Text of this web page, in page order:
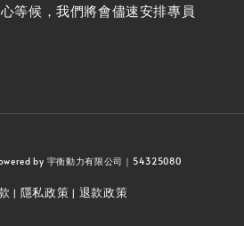
等候，我們將會儘速安排專員
by 宇衡動力有限公司｜54325080
| 隱私政策 | 退款政策